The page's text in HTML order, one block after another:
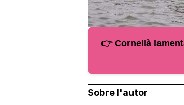
👉 Cornellà
Sobre l'autor